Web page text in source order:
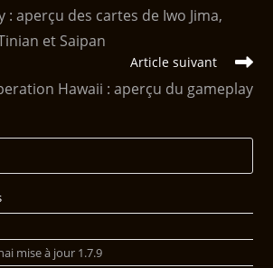
: aperçu des cartes de Iwo Jima,
et Saipan
Article suivant
Hawaii : aperçu du gameplay
mise à jour 1.7.9